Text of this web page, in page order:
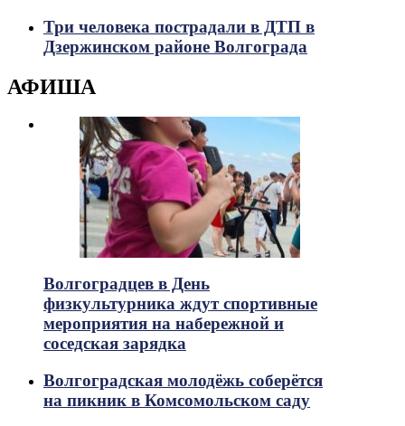
Три человека пострадали в ДТП в
Дзержинском районе Волгограда
АФИША
Волгоградцев в День
физкультурника ждут спортивные
мероприятия на набережной и
соседская зарядка
Волгоградская молодёжь соберётся
на пикник в Комсомольском саду